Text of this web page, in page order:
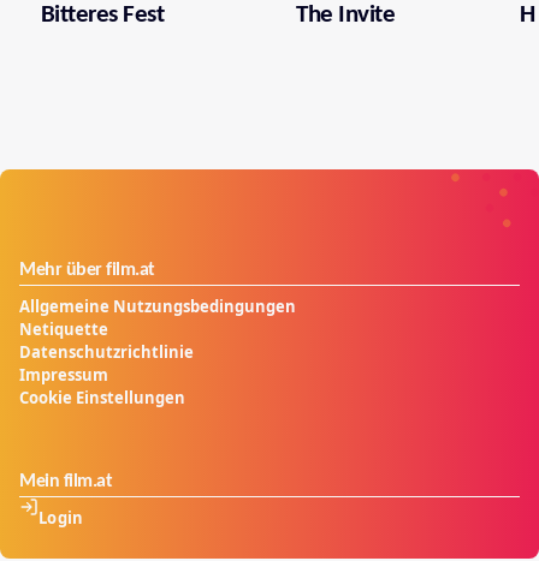
Bitteres Fest The Invite
Mehr über film.at
Allgemeine Nutzungsbedingungen
Netiquette
Datenschutzrichtlinie
Impressum
Cookie Einstellungen
Mein film.at
Login